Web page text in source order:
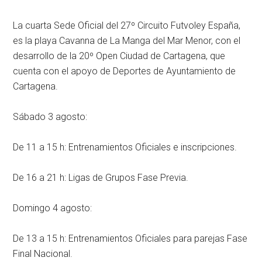
La cuarta Sede Oficial del 27º Circuito Futvoley España,
es la playa Cavanna de La Manga del Mar Menor, con el
desarrollo de la 20º Open Ciudad de Cartagena, que
cuenta con el apoyo de Deportes de Ayuntamiento de
Cartagena.
Sábado 3 agosto:
De 11 a 15 h: Entrenamientos Oficiales e inscripciones.
De 16 a 21 h: Ligas de Grupos Fase Previa.
Domingo 4 agosto:
De 13 a 15 h: Entrenamientos Oficiales para parejas Fase
Final Nacional.